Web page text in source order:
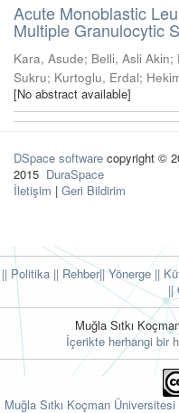
Acute Monoblastic
Multiple Granulocytic
Kara, Asude; Belli, Asli Akin;
Sukru; Kurtoglu, Erdal;
[No abstract available]
DSpace software copyright ©
2015 DuraSpace
İletişim | Geri Bildirim
|| Politika || Rehber|| Yönerge ||
||
Muğla Sıtkı
İçerikte herhangi bir
Muğla Sıtkı Koçman